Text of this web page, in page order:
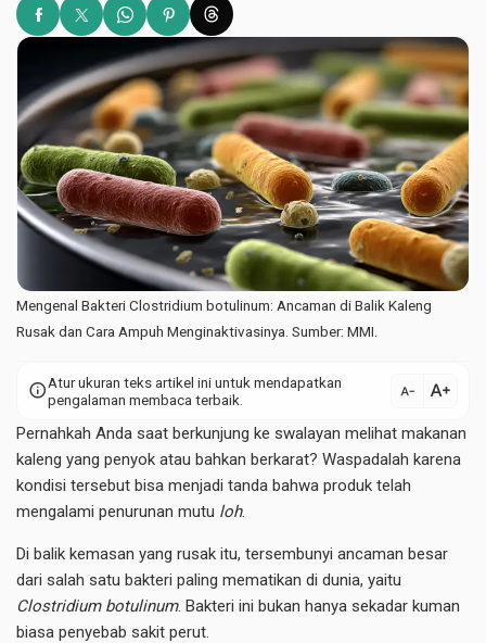
Mengenal Bakteri Clostridium botulinum: Ancaman di Balik Kaleng
Rusak dan Cara Ampuh Menginaktivasinya. Sumber: MMI.
infoAtur ukuran teks artikel ini untuk mendapatkan
pengalaman membaca terbaik.
text_decrease text_increase
Pernahkah Anda saat berkunjung ke swalayan melihat makanan
kaleng yang penyok atau bahkan berkarat? Waspadalah karena
kondisi tersebut bisa menjadi tanda bahwa produk telah
mengalami penurunan mutu loh.
Di balik kemasan yang rusak itu, tersembunyi ancaman besar
dari salah satu bakteri paling mematikan di dunia, yaitu
Clostridium botulinum. Bakteri ini bukan hanya sekadar kuman
biasa penyebab sakit perut.